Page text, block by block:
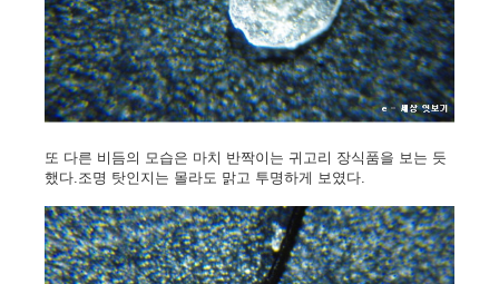
또 다른 비듬의 모습은 마치 반짝이는 귀고리 장식품을 보는 듯
했다.조명 탓인지는 몰라도 맑고 투명하게 보였다.